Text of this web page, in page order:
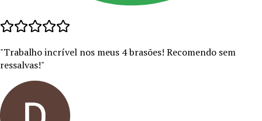
"Trabalho incrível nos meus 4 brasões! Recomendo sem
ressalvas!"